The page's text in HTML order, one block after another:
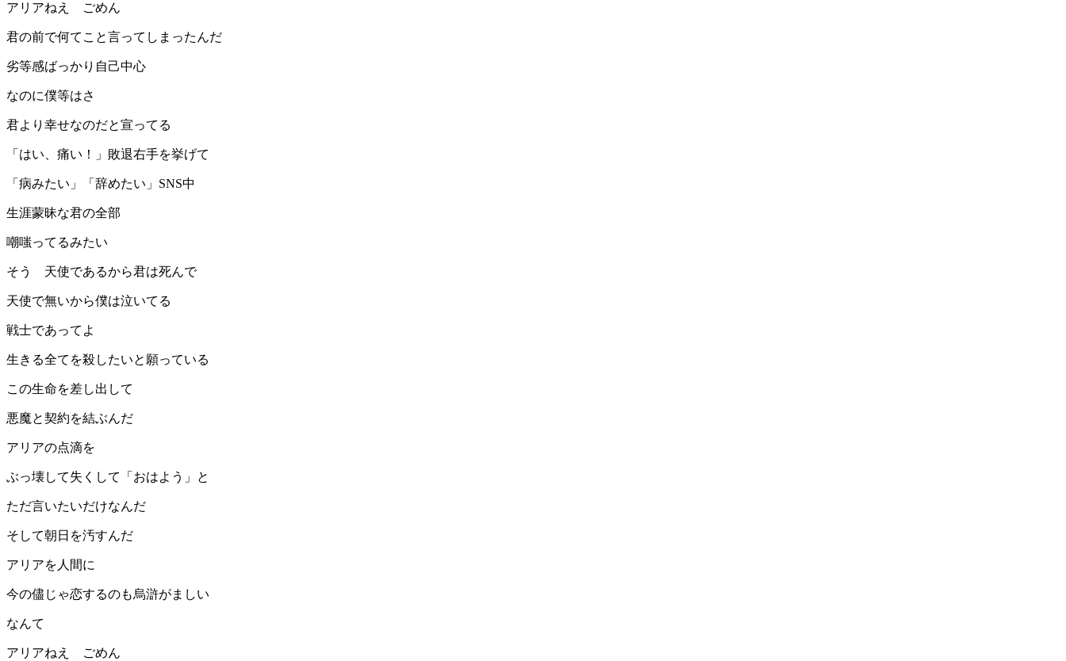
アリアねえ ごめん
君の前で何てこと言ってしまったんだ
劣等感ばっかり自己中心
なのに僕等はさ
君より幸せなのだと宣ってる
「はい、痛い！」敗退右手を挙げて
「病みたい」「辞めたい」SNS中
生涯蒙昧な君の全部
嘲嗤ってるみたい
そう 天使であるから君は死んで
天使で無いから僕は泣いてる
戦士であってよ
生きる全てを殺したいと願っている
この生命を差し出して
悪魔と契約を結ぶんだ
アリアの点滴を
ぶっ壊して失くして「おはよう」と
ただ言いたいだけなんだ
そして朝日を汚すんだ
アリアを人間に
今の儘じゃ恋するのも烏滸がましい
なんて
アリアねえ ごめん